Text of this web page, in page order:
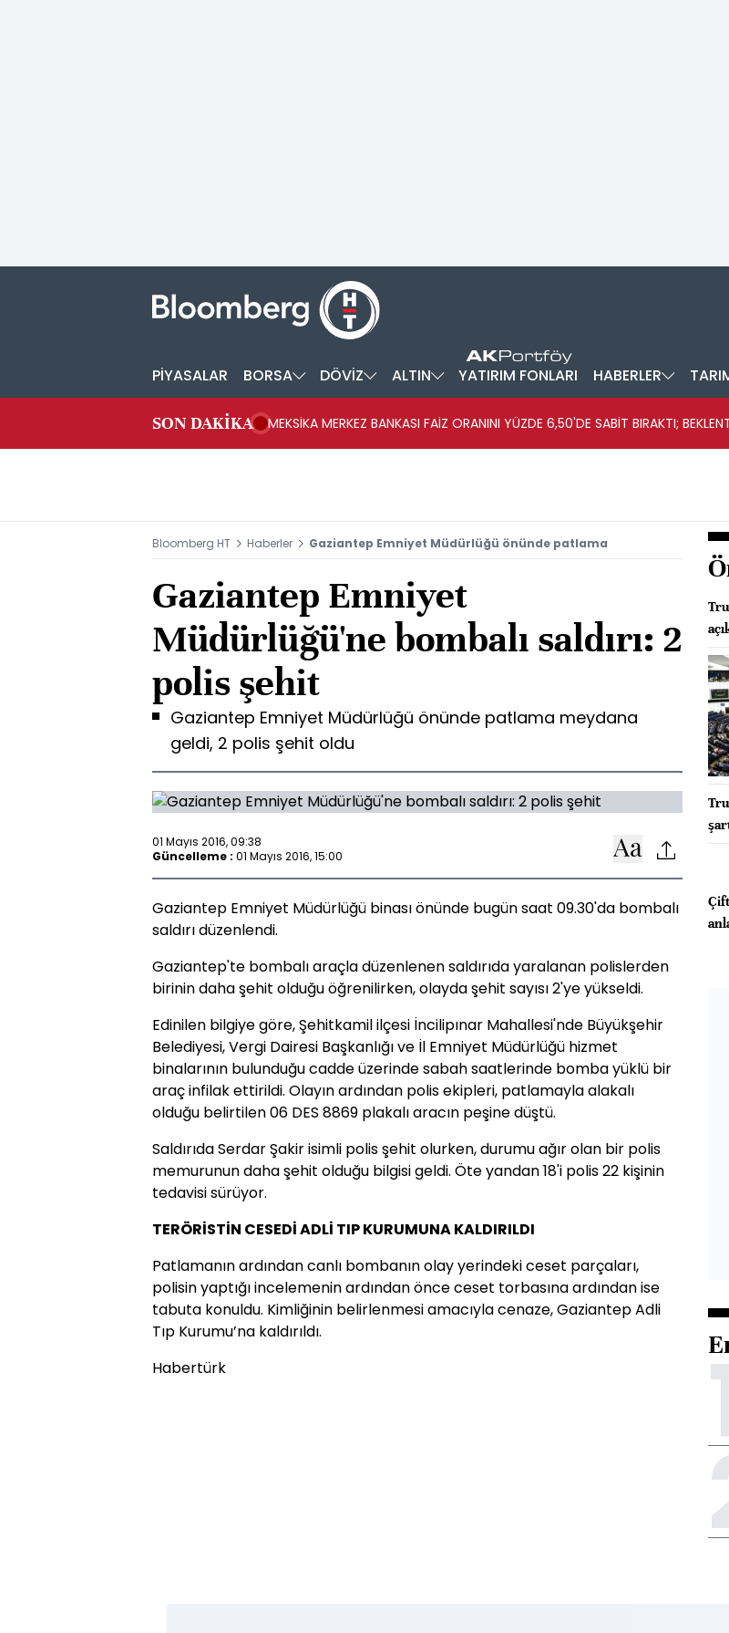
PİYASALAR BORSA DÖVİZ ALTIN YATIRIM FONLARI HABERLER
SON DAKİKA MEKSİKA MERKEZ BANKASI FAİZ ORANINI YÜZDE 6,50'DE SABİT BIRAKTI;
Bloomberg HT Haberler Gaziantep Emniyet Müdürlüğü önünde patlama
Gaziantep Emniyet
Müdürlüğü'ne bombalı saldırı: 2
polis şehit
Gaziantep Emniyet Müdürlüğü önünde patlama meydana
geldi, 2 polis şehit oldu
01 Mayıs 2016, 09:38
Güncelleme : 01 Mayıs 2016, 15:00
Gaziantep Emniyet Müdürlüğü binası önünde bugün saat 09.30'da bombalı
saldırı düzenlendi.
Gaziantep'te bombalı araçla düzenlenen saldırıda yaralanan polislerden
birinin daha şehit olduğu öğrenilirken, olayda şehit sayısı 2'ye yükseldi.
Edinilen bilgiye göre, Şehitkamil ilçesi İncilipınar Mahallesi'nde Büyükşehir
Belediyesi, Vergi Dairesi Başkanlığı ve İl Emniyet Müdürlüğü hizmet
binalarının bulunduğu cadde üzerinde sabah saatlerinde bomba yüklü bir
araç infilak ettirildi. Olayın ardından polis ekipleri, patlamayla alakalı
olduğu belirtilen 06 DES 8869 plakalı aracın peşine düştü.
Saldırıda Serdar Şakir isimli polis şehit olurken, durumu ağır olan bir polis
memurunun daha şehit olduğu bilgisi geldi. Öte yandan 18'i polis 22 kişinin
tedavisi sürüyor.
TERÖRİSTİN CESEDİ ADLİ TIP KURUMUNA KALDIRILDI
Patlamanın ardından canlı bombanın olay yerindeki ceset parçaları,
polisin yaptığı incelemenin ardından önce ceset torbasına ardından ise
tabuta konuldu. Kimliğinin belirlenmesi amacıyla cenaze, Gaziantep Adli
Tıp Kurumu’na kaldırıldı.
Habertürk